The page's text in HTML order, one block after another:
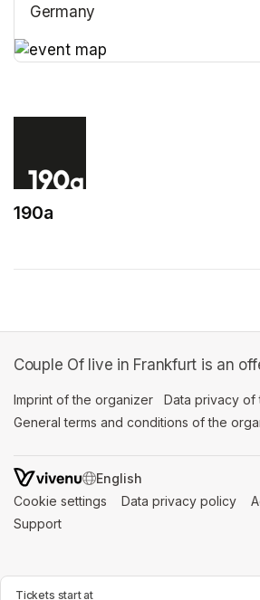
Germany
Tickets start at
190a
Couple Of live in Frankfurt is an
Imprint of the organizer (opens in a new
Data privacy of
General terms and conditions of the
SWITCH LANGUAGE
Cookie settings (opens in a new tab)
Data privacy policy
Support